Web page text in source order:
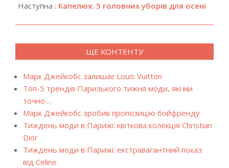
Наступна : Капелюх: 5 головних уборів для осені
ЩЕ КОНТЕНТУ
Марк Джейкобс залишає Louis Vuitton
Топ-5 трендів Паризького тижня моди, які ми
точно…
Марк Джейкобс зробив пропозицію бойфренду
Тиждень моди в Парижі: квіткова колекція Christian
Dior
Тиждень моди в Парижі: екстравагантний показ
від Celine